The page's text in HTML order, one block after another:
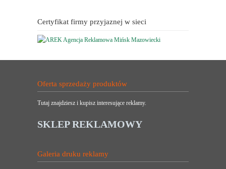
Certyfikat firmy przyjaznej w sieci
Oferta sprzedaży produktów
Tutaj znajdziesz i kupisz interesujące reklamy.
SKLEP REKLAMOWY
Galeria druku reklamy